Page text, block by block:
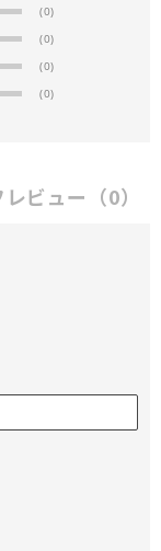
(0)
(0)
(0)
(0)
ビュー （0）